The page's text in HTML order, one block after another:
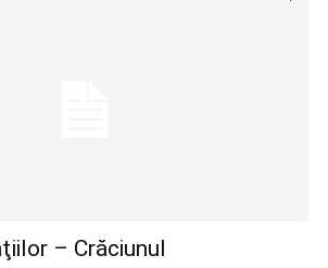
– Crăciunul